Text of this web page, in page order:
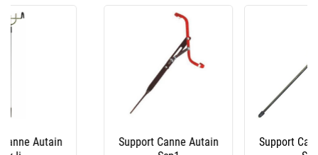
Support Canne Autain
Support Pique Canne